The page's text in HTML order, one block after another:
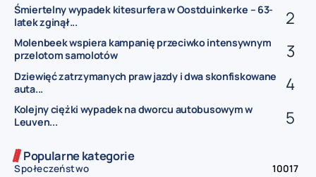
Śmiertelny wypadek kitesurfera w Oostduinkerke – 63-
latek zginął...
Molenbeek wspiera kampanię przeciwko intensywnym
przelotom samolotów
Dziewięć zatrzymanych praw jazdy i dwa skonfiskowane
auta...
Kolejny ciężki wypadek na dworcu autobusowym w
Leuven...
Popularne kategorie
Społeczeństwo
10017